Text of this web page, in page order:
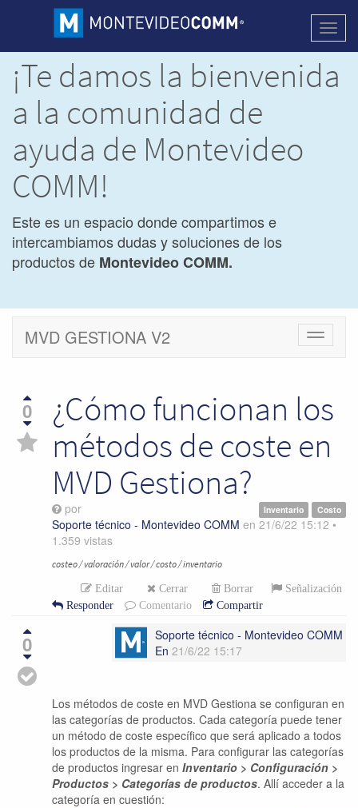
¡Te damos la bienvenida
a la comunidad de
ayuda de Montevideo
COMM!
Este es un espacio donde compartimos e
intercambiamos dudas y soluciones de los
productos de Montevideo COMM.
Cambiar
MVD GESTIONA V2
0
¿Cómo funcionan los
métodos de coste en
MVD Gestiona?
Inventario Costo
por
Soporte técnico - Montevideo COMM en 21/6/22 15:12 •
1.359 vistas
costeo / valoración / valor / costo / inventario
Editar Cerrar Borrar
Señalización
Responder
Comentario Compartir
0
Soporte técnico - Montevideo COMM
En 21/6/22 15:17
Los métodos de coste en MVD Gestiona se configuran en
las categorías de productos. Cada categoría puede tener
un método de coste específico que será aplicado a todos
los productos de la misma. Para configurar las categorías
de productos ingresar en Inventario > Configuración >
Productos > Categorías de productos. Allí acceder a la
categoría en cuestión: